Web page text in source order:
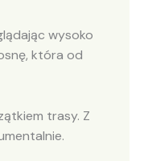
wysoko
która od
trasy. Z